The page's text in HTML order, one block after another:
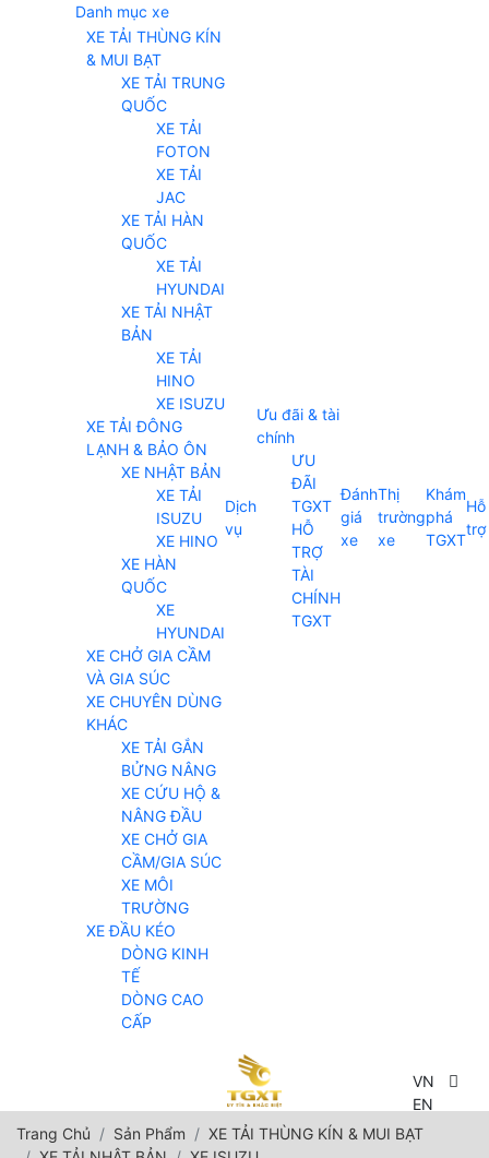
Danh mục xe
XE TẢI THÙNG KÍN
& MUI BẠT
XE TẢI TRUNG
QUỐC
XE TẢI
FOTON
XE TẢI
JAC
XE TẢI HÀN
QUỐC
XE TẢI
HYUNDAI
XE TẢI NHẬT
BẢN
XE TẢI
HINO
XE ISUZU
XE TẢI ĐÔNG
LẠNH & BẢO ÔN
XE NHẬT BẢN
XE TẢI
ISUZU
XE HINO
XE HÀN
QUỐC
XE
HYUNDAI
XE CHỞ GIA CẦM
VÀ GIA SÚC
XE CHUYÊN DÙNG
KHÁC
XE TẢI GẮN
BỬNG NÂNG
XE CỨU HỘ &
NÂNG ĐẦU
XE CHỞ GIA
CẦM/GIA SÚC
XE MÔI
TRƯỜNG
XE ĐẦU KÉO
DÒNG KINH
TẾ
DÒNG CAO
CẤP
Dịch
vụ
Ưu đãi & tài
chính
ƯU
ĐÃI
TGXT
HỖ
TRỢ
TÀI
CHÍNH
TGXT
Đánh
giá
xe
Thị
trường
xe
Khám
phá
TGXT
Hỗ
trợ
VN
EN
Trang Chủ
Sản Phẩm
XE TẢI THÙNG KÍN & MUI BẠT